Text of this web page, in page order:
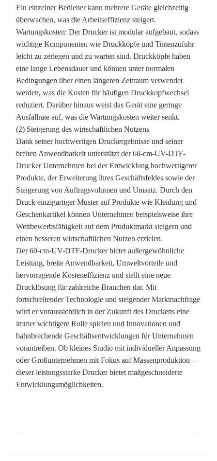
Ein einzelner Bediener kann mehrere Geräte gleichzeitig
überwachen, was die Arbeitseffizienz steigert.
Wartungskosten: Der Drucker ist modular aufgebaut, sodass
wichtige Komponenten wie Druckköpfe und Tintenzufuhr
leicht zu zerlegen und zu warten sind. Druckköpfe haben
eine lange Lebensdauer und können unter normalen
Bedingungen über einen längeren Zeitraum verwendet
werden, was die Kosten für häufigen Druckkopfwechsel
reduziert. Darüber hinaus weist das Gerät eine geringe
Ausfallrate auf, was die Wartungskosten weiter senkt.
(2) Steigerung des wirtschaftlichen Nutzens
Dank seiner hochwertigen Druckergebnisse und seiner
breiten Anwendbarkeit unterstützt der 60-cm-UV-DTF-
Drucker Unternehmen bei der Entwicklung hochwertigerer
Produkte, der Erweiterung ihres Geschäftsfeldes sowie der
Steigerung von Auftragsvolumen und Umsatz. Durch den
Druck einzigartiger Muster auf Produkte wie Kleidung und
Geschenkartikel können Unternehmen beispielsweise ihre
Wettbewerbsfähigkeit auf dem Produktmarkt steigern und
einen besseren wirtschaftlichen Nutzen erzielen.
Der 60-cm-UV-DTF-Drucker bietet außergewöhnliche
Leistung, breite Anwendbarkeit, Umweltvorteile und
hervorragende Kosteneffizienz und stellt eine neue
Drucklösung für zahlreiche Branchen dar. Mit
fortschreitender Technologie und steigender Marktnachfrage
wird er voraussichtlich in der Zukunft des Druckens eine
immer wichtigere Rolle spielen und Innovationen und
bahnbrechende Geschäftsentwicklungen für Unternehmen
vorantreiben. Ob kleines Studio mit individueller Anpassung
oder Großunternehmen mit Fokus auf Massenproduktion –
dieser leistungsstarke Drucker bietet maßgeschneiderte
Entwicklungsmöglichkeiten.